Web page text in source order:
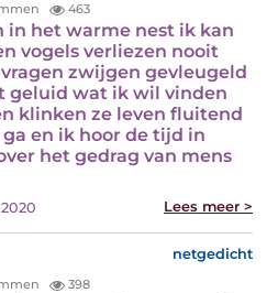
463
in het warme nest ik kan
vogels verliezen nooit
zwijgen gevleugeld
geluid wat ik wil vinden
klinken ze leven fluitend
en ik hoor de tijd in
het gedrag van mens
Lees meer >
netgedicht
398